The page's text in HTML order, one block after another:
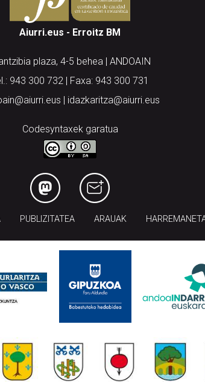
Aiurri.eus - Erroitz BM
plaza, 4-5 behea | ANDOAIN
943 300 732 | Faxa: 943 300 731
| idazkaritza@aiurri.eus
Codesyntaxek garatua
PUBLIZITATEA ARAUAK